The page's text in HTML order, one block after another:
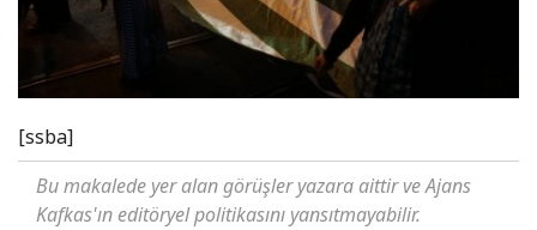
[ssba]
Bu makalede yer alan görüşler yazara aittir ve Ajans
Kafkas'ın editöryel politikasını yansıtmayabilir.